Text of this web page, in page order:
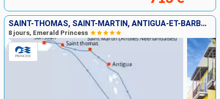
SAINT-THOMAS, SAINT-MARTIN, ANTIGUA-ET-BARBUDA, BARBADE, SAINTE-LUCIE, PORTO RICO
8 jours, Emerald Princess